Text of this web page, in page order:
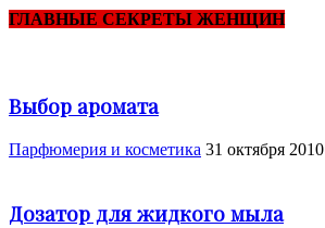
ГЛАВНЫЕ СЕКРЕТЫ ЖЕНЩИН
Выбор аромата
Парфюмерия и косметика 31 октября 2010
Дозатор для жидкого мыла